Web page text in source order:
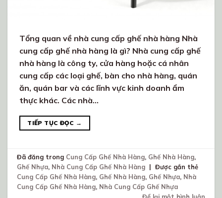
Tổng quan về nhà cung cấp ghế nhà hàng Nhà
cung cấp ghế nhà hàng là gì? Nhà cung cấp ghế
nhà hàng là công ty, cửa hàng hoặc cá nhân
cung cấp các loại ghế, bàn cho nhà hàng, quán
ăn, quán bar và các lĩnh vực kinh doanh ẩm
thực khác. Các nhà…
TIẾP TỤC ĐỌC →
Đã đăng trong Cung Cấp Ghế Nhà Hàng, Ghế Nhà Hàng,
Ghế Nhựa, Nhà Cung Cấp Ghế Nhà Hàng | Được gắn thẻ
Cung Cấp Ghế Nhà Hàng, Ghế Nhà Hàng, Ghế Nhựa, Nhà
Cung Cấp Ghế Nhà Hàng, Nhà Cung Cấp Ghế Nhựa